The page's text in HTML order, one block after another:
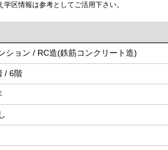
区情報は参考としてご活用下さい。
ション / RC造(鉄筋コンクリート造)
/ 6階